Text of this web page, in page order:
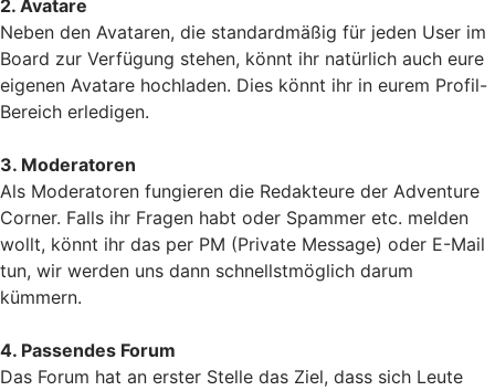
2. Avatare
Neben den Avataren, die standardmäßig für jeden User im
Board zur Verfügung stehen, könnt ihr natürlich auch eure
eigenen Avatare hochladen. Dies könnt ihr in eurem Profil-
Bereich erledigen.
3. Moderatoren
Als Moderatoren fungieren die Redakteure der Adventure
Corner. Falls ihr Fragen habt oder Spammer etc. melden
wollt, könnt ihr das per PM (Private Message) oder E-Mail
tun, wir werden uns dann schnellstmöglich darum
kümmern.
4. Passendes Forum
Das Forum hat an erster Stelle das Ziel, dass sich Leute